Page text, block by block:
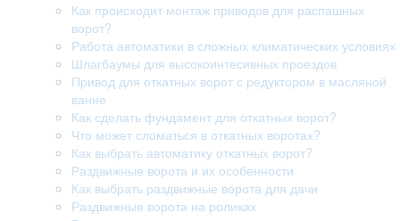
Как происходит монтаж приводов для распашных
ворот?
Работа автоматики в сложных климатических условиях
Шлагбаумы для высокоинтесивных проездов
Привод для откатных ворот с редуктором в масляной
ванне
Как сделать фундамент для откатных ворот?
Что может сломаться в откатных воротах?
Как выбрать автоматику откатных ворот?
Раздвижные ворота и их особенности
Как выбрать раздвижные ворота для дачи
Раздвижные ворота на роликах